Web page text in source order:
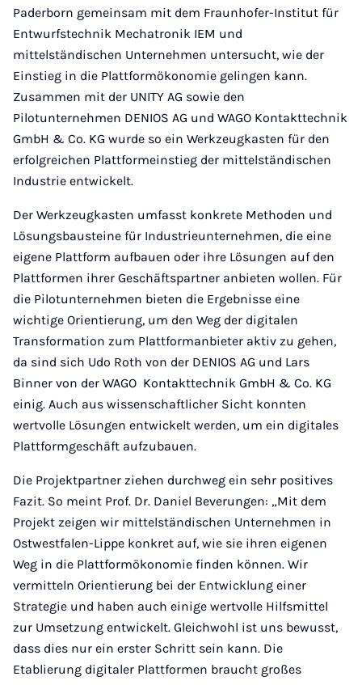
Paderborn gemeinsam mit dem Fraunhofer-Institut für
Entwurfstechnik Mechatronik IEM und
mittelständischen Unternehmen untersucht, wie der
Einstieg in die Plattformökonomie gelingen kann.
Zusammen mit der UNITY AG sowie den
Pilotunternehmen DENIOS AG und WAGO Kontakttechnik
GmbH & Co. KG wurde so ein Werkzeugkasten für den
erfolgreichen Plattformeinstieg der mittelständischen
Industrie entwickelt.
Der Werkzeugkasten umfasst konkrete Methoden und
Lösungsbausteine für Industrieunternehmen, die eine
eigene Plattform aufbauen oder ihre Lösungen auf den
Plattformen ihrer Geschäftspartner anbieten wollen. Für
die Pilotunternehmen bieten die Ergebnisse eine
wichtige Orientierung, um den Weg der digitalen
Transformation zum Plattformanbieter aktiv zu gehen,
da sind sich Udo Roth von der DENIOS AG und Lars
Binner von der WAGO Kontakttechnik GmbH & Co. KG
einig. Auch aus wissenschaftlicher Sicht konnten
wertvolle Lösungen entwickelt werden, um ein digitales
Plattformgeschäft aufzubauen.
Die Projektpartner ziehen durchweg ein sehr positives
Fazit. So meint Prof. Dr. Daniel Beverungen: „Mit dem
Projekt zeigen wir mittelständischen Unternehmen in
Ostwestfalen-Lippe konkret auf, wie sie ihren eigenen
Weg in die Plattformökonomie finden können. Wir
vermitteln Orientierung bei der Entwicklung einer
Strategie und haben auch einige wertvolle Hilfsmittel
zur Umsetzung entwickelt. Gleichwohl ist uns bewusst,
dass dies nur ein erster Schritt sein kann. Die
Etablierung digitaler Plattformen braucht großes